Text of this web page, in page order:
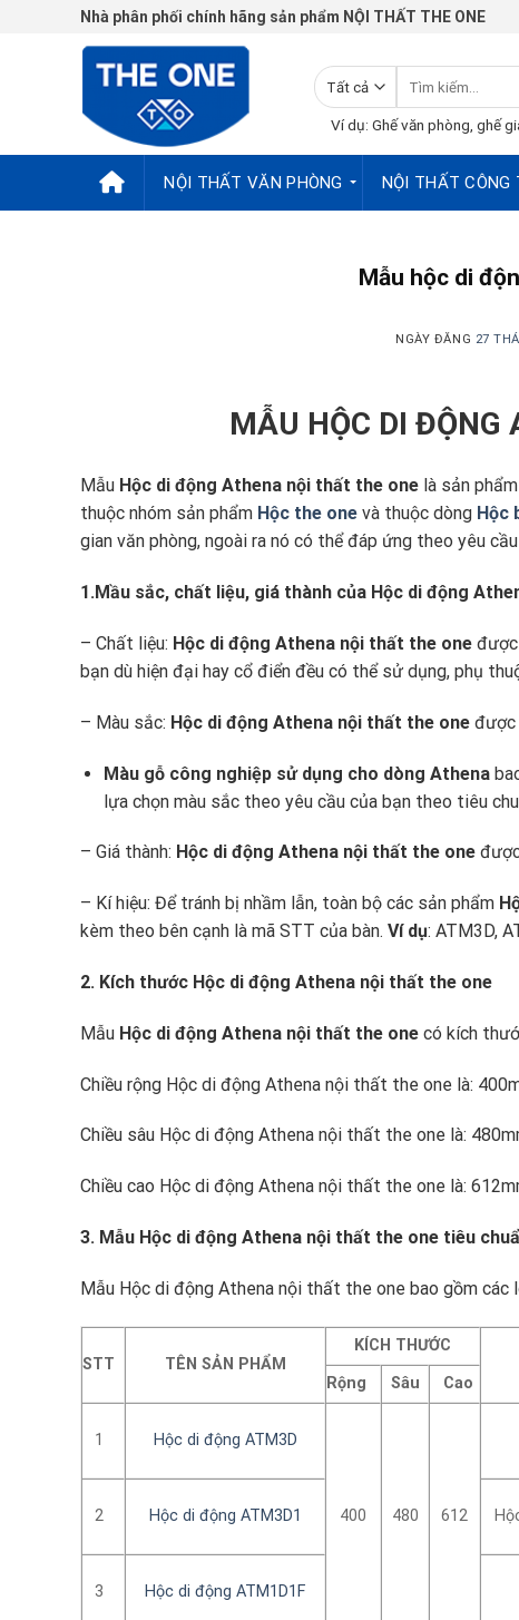
Nhà phân phối chính hãng sản phẩm NỘI THẤT THE ONE
kiếm:
Ví dụ: Ghế văn phòng, ghế
NỘI THẤT VĂN PHÒNG NỘI THẤT CÔNG
Mẫu hộc di
NGÀY ĐĂNG 27
MẪU HỘC DI ĐỘNG
Mẫu Hộc di động Athena nội thất the one là sản
thuộc nhóm sản phẩm Hộc the one và thuộc dòng Hộc
gian văn phòng, ngoài ra nó có thể đáp ứng theo yêu
1.Mầu sắc, chất liệu, giá thành của Hộc di động
– Chất liệu: Hộc di động Athena nội thất the one
bạn dù hiện đại hay cổ điển đều có thể sử dụng, phụ
– Màu sắc: Hộc di động Athena nội thất the one được
Màu gỗ công nghiệp sử dụng cho dòng Athena
lựa chọn màu sắc theo yêu cầu của bạn theo tiêu
– Giá thành: Hộc di động Athena nội thất the one
– Kí hiệu: Để tránh bị nhầm lẫn, toàn bộ các sản phẩm
kèm theo bên cạnh là mã STT của bàn. Ví dụ: ATM3D,
2. Kích thước Hộc di động Athena nội thất the one
Mẫu Hộc di động Athena nội thất the one có kích
Chiều rộng Hộc di động Athena nội thất the one là:
Chiều sâu Hộc di động Athena nội thất the one là:
Chiều cao Hộc di động Athena nội thất the one là:
3. Mẫu Hộc di động Athena nội thất the one tiêu
Mẫu Hộc di động Athena nội thất the one bao gồm các
STT TÊN SẢN PHẨM
KÍCH THƯỚC
Rộng
Sâu Cao
1 Hộc di động ATM3D
400 480 612
2 Hộc di động ATM3D1
3 Hộc di động ATM1D1F